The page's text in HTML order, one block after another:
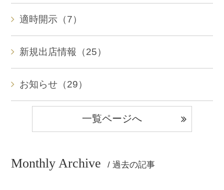
適時開示（7）
新規出店情報（25）
お知らせ（29）
一覧ページへ
Monthly Archive / 過去の記事